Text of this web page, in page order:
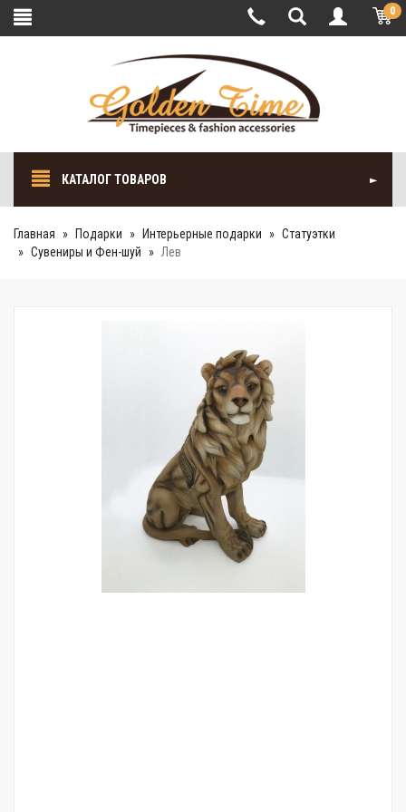
0
КАТАЛОГ ТОВАРОВ
Главная Подарки Интерьерные подарки
Cтатуэтки
Сувениры и Фен-шуй
Лев